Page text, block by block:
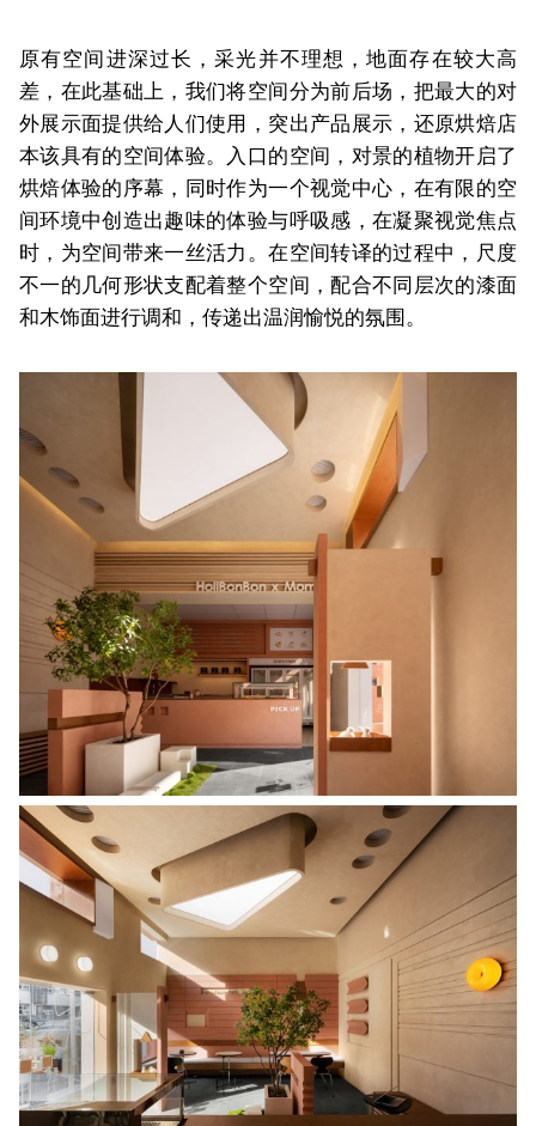
原有空间进深过长，采光并不理想，地面存在较大高
差，在此基础上，我们将空间分为前后场，把最大的对
外展示面提供给人们使用，突出产品展示，还原烘焙店
本该具有的空间体验。入口的空间，对景的植物开启了
烘焙体验的序幕，同时作为一个视觉中心，在有限的空
间环境中创造出趣味的体验与呼吸感，在凝聚视觉焦点
时，为空间带来一丝活力。在空间转译的过程中，尺度
不一的几何形状支配着整个空间，配合不同层次的漆面
和木饰面进行调和，传递出温润愉悦的氛围。